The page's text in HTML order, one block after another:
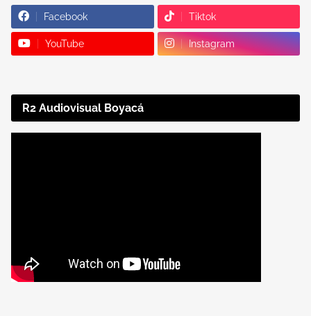
Facebook Tiktok
YouTube Instagram
R2 Audiovisual Boyacá